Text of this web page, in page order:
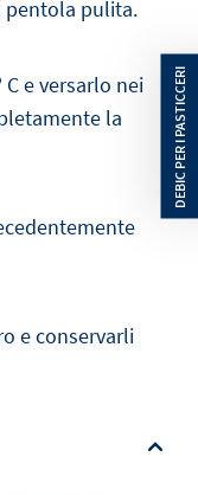
pentola pulita.
e versarlo nei
la
e conservarli